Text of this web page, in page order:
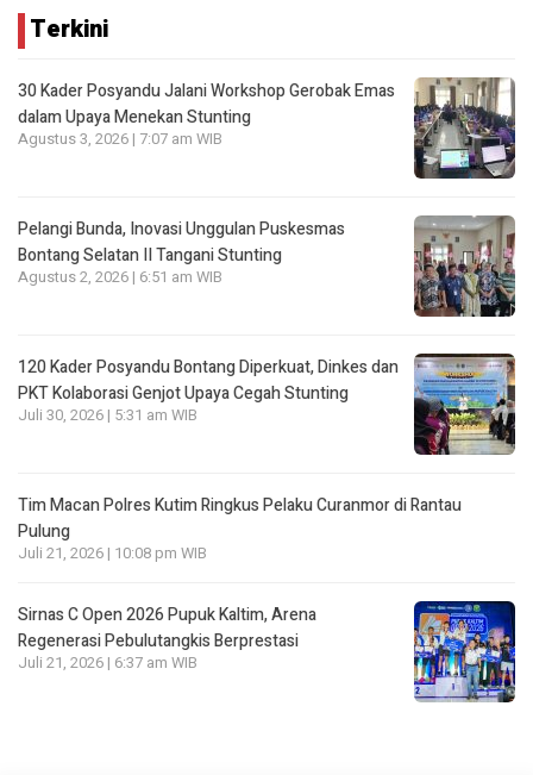
Terkini
30 Kader Posyandu Jalani Workshop Gerobak Emas
dalam Upaya Menekan Stunting
Agustus 3, 2026 | 7:07 am WIB
Pelangi Bunda, Inovasi Unggulan Puskesmas
Bontang Selatan II Tangani Stunting
Agustus 2, 2026 | 6:51 am WIB
120 Kader Posyandu Bontang Diperkuat, Dinkes dan
PKT Kolaborasi Genjot Upaya Cegah Stunting
Juli 30, 2026 | 5:31 am WIB
Tim Macan Polres Kutim Ringkus Pelaku Curanmor di Rantau
Pulung
Juli 21, 2026 | 10:08 pm WIB
Sirnas C Open 2026 Pupuk Kaltim, Arena
Regenerasi Pebulutangkis Berprestasi
Juli 21, 2026 | 6:37 am WIB